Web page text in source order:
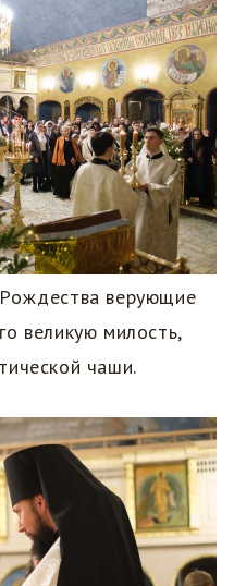
верующие
великую милость,
чаши.